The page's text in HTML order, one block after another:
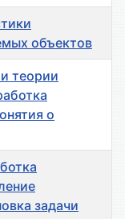
объектов
теории
о
задачи